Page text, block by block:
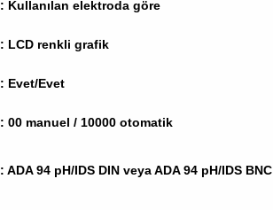
: Kullanılan elektroda göre
: LCD renkli grafik
: Evet/Evet
: 00 manuel / 10000 otomatik
: ADA 94 pH/IDS DIN veya ADA 94 pH/IDS BNC